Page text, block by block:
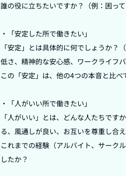
誰の役に立ちたいですか？（例：困っ
・「安定した所で働きたい」
「安定」とは具体的に何でしょうか
低さ、精神的な安心感、ワークライフバ
この「安定」は、他の4つの本音と比
・「人がいい所で働きたい」
「人がいい」とは、どんな人たちで
る、風通しが良い、お互いを尊重し合え
これまでの経験（アルバイト、サーク
したか？